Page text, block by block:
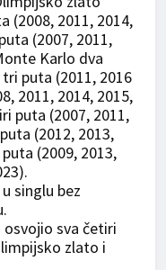
(2008, 2011, 2014,
(2007, 2011,
Karlo dva
puta (2011, 2016
2011, 2014, 2015,
puta (2007, 2011,
(2012, 2013,
(2009, 2013,
singlu bez
sva četiri
zlato i